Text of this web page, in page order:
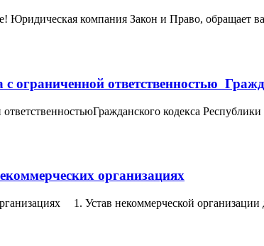
компания Закон и Право, обращает
ограниченной ответственностью
кодекса
организациях
1. Устав некоммерческой